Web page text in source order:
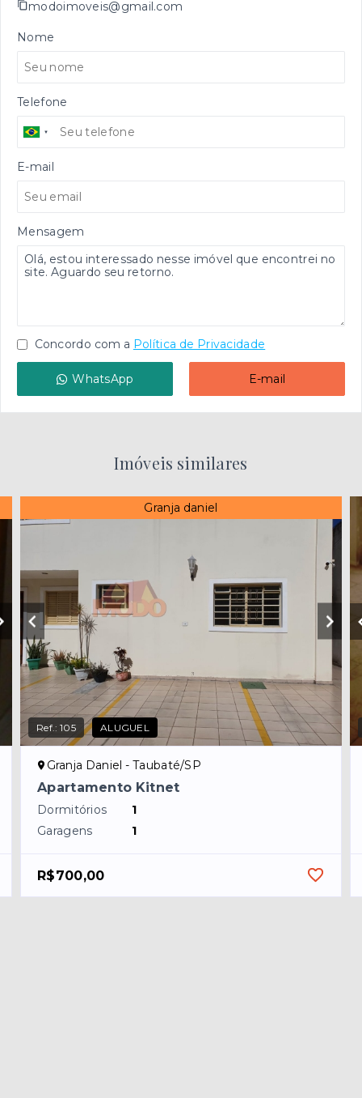
modoimoveis@gmail.com
Nome
Telefone
E-mail
Mensagem
Concordo com a Política de Privacidade
WhatsApp E-mail
Imóveis similares
Granja daniel
Ref.:105 ALUGUEL
Granja Daniel - Taubaté/SP
Apartamento Kitnet
Dormitórios
1
Garagens
1
R$700,00